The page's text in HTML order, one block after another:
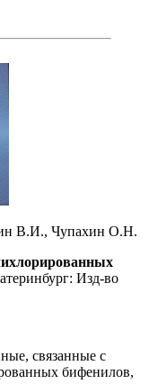
В.И., Чупахин О.Н.
Изд-во
связанные с
бифенилов,